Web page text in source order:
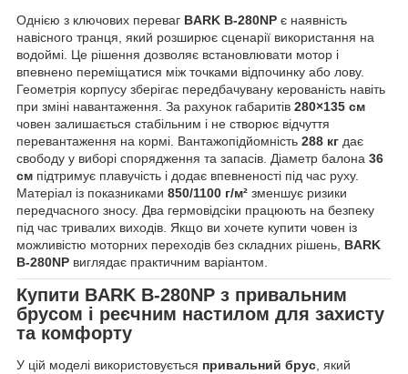
Однією з ключових переваг BARK B-280NP є наявність
навісного транця, який розширює сценарії використання на
водоймі. Це рішення дозволяє встановлювати мотор і
впевнено переміщатися між точками відпочинку або лову.
Геометрія корпусу зберігає передбачувану керованість навіть
при зміні навантаження. За рахунок габаритів 280×135 см
човен залишається стабільним і не створює відчуття
перевантаження на кормі. Вантажопідйомність 288 кг дає
свободу у виборі спорядження та запасів. Діаметр балона 36
см підтримує плавучість і додає впевненості під час руху.
Матеріал із показниками 850/1100 г/м² зменшує ризики
передчасного зносу. Два гермовідсіки працюють на безпеку
під час тривалих виходів. Якщо ви хочете купити човен із
можливістю моторних переходів без складних рішень, BARK
B-280NP виглядає практичним варіантом.
Купити BARK B-280NP з привальним
брусом і реєчним настилом для захисту
та комфорту
У цій моделі використовується привальний брус, який